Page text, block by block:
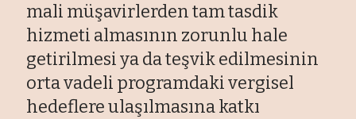
mali müşavirlerden tam tasdik
hizmeti almasının zorunlu hale
getirilmesi ya da teşvik edilmesinin
orta vadeli programdaki vergisel
hedeflere ulaşılmasına katkı